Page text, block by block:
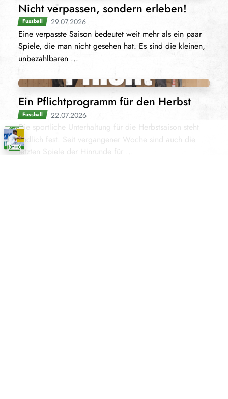
Nicht verpassen, sondern erleben!
Fussball 29.07.2026
Eine verpasste Saison bedeutet weit mehr als ein paar
Spiele, die man nicht gesehen hat. Es sind die kleinen,
unbezahlbaren ...
Ein Pflichtprogramm für den Herbst
Fussball 22.07.2026
Die sportliche Unterhaltung für die Herbstsaison steht
endlich fest. Seit vergangener Woche sind auch die
letzten Spiele der Hinrunde für ...